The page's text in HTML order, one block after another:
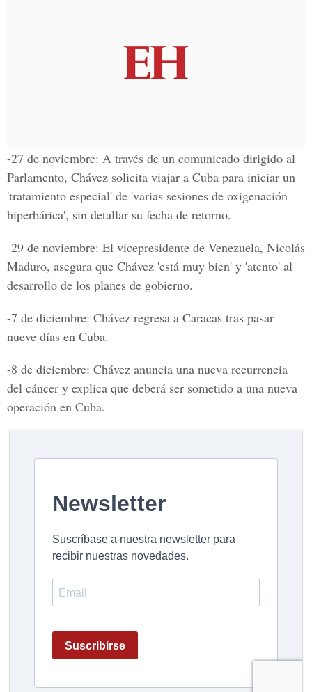
-27 de noviembre: A través de un comunicado dirigido al
Parlamento, Chávez solicita viajar a Cuba para iniciar un
'tratamiento especial' de 'varias sesiones de oxigenación
hiperbárica', sin detallar su fecha de retorno.
-29 de noviembre: El vicepresidente de Venezuela, Nicolás
Maduro, asegura que Chávez 'está muy bien' y 'atento' al
desarrollo de los planes de gobierno.
-7 de diciembre: Chávez regresa a Caracas tras pasar
nueve días en Cuba.
-8 de diciembre: Chávez anuncia una nueva recurrencia
del cáncer y explica que deberá ser sometido a una nueva
operación en Cuba.